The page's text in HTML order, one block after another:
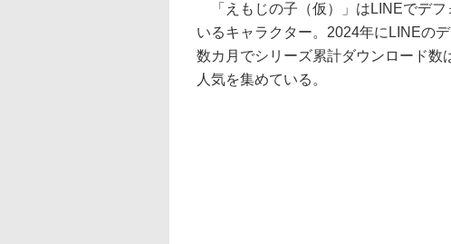
「えもじの子（仮）」はLINEでデフ
いるキャラクター。2024年にLINEの
数カ月でシリーズ累計ダウンロード数
人気を集めている。